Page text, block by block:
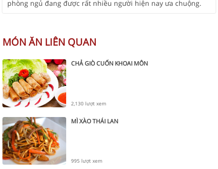
phòng ngủ đang được rất nhiều người hiện nay ưa chuộng.
MÓN ĂN LIÊN QUAN
CHẢ GIÒ CUỐN KHOAI MÔN
2,130 lượt xem
MÌ XÀO THÁI LAN
995 lượt xem